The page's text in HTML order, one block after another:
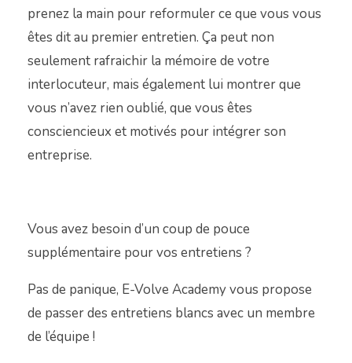
prenez la main pour reformuler ce que vous vous
êtes dit au premier entretien. Ça peut non
seulement rafraichir la mémoire de votre
interlocuteur, mais également lui montrer que
vous n’avez rien oublié, que vous êtes
consciencieux et motivés pour intégrer son
entreprise.
Vous avez besoin d’un coup de pouce
supplémentaire pour vos entretiens ?
Pas de panique, E-Volve Academy vous propose
de passer des entretiens blancs avec un membre
de l’équipe !